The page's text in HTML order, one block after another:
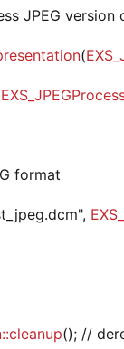
JPEG
(
format
(); //